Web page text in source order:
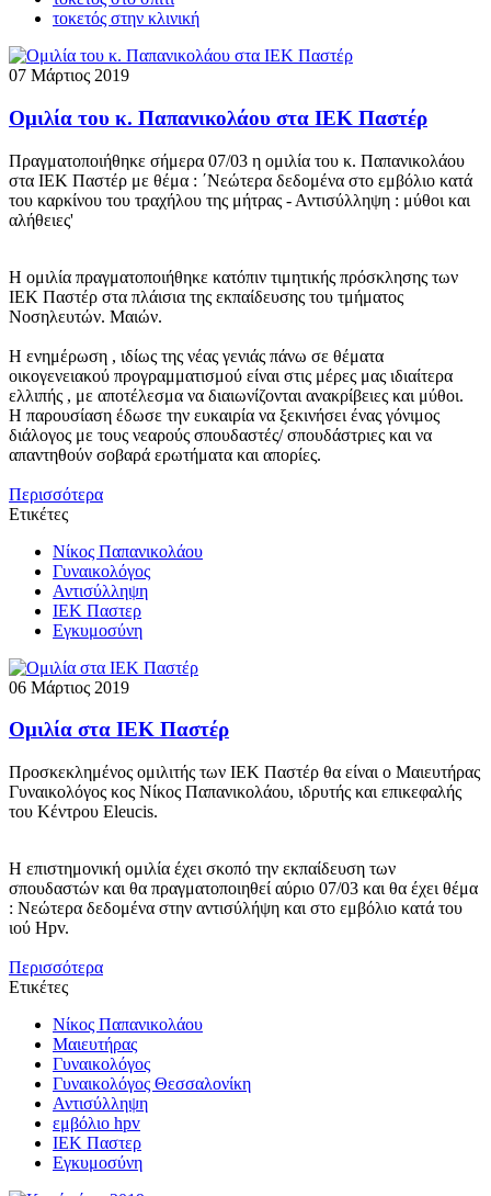
τοκετός στην κλινική
07 Μάρτιος 2019
Ομιλία του κ. Παπανικολάου στα ΙΕΚ Παστέρ
Πραγματοποιήθηκε σήμερα 07/03 η ομιλία του κ. Παπανικολάου
στα ΙΕΚ Παστέρ με θέμα : ΄Νεώτερα δεδομένα στο εμβόλιο κατά
του καρκίνου του τραχήλου της μήτρας - Αντισύλληψη : μύθοι και
αλήθειες'
Η ομιλία πραγματοποιήθηκε κατόπιν τιμητικής πρόσκλησης των
ΙΕΚ Παστέρ στα πλάισια της εκπαίδευσης του τμήματος
Νοσηλευτών. Μαιών.
Η ενημέρωση , ιδίως της νέας γενιάς πάνω σε θέματα
οικογενειακού προγραμματισμού είναι στις μέρες μας ιδιαίτερα
ελλιπής , με αποτέλεσμα να διαιωνίζονται ανακρίβειες και μύθοι.
Η παρουσίαση έδωσε την ευκαιρία να ξεκινήσει ένας γόνιμος
διάλογος με τους νεαρούς σπουδαστές/ σπουδάστριες και να
απαντηθούν σοβαρά ερωτήματα και απορίες.
Περισσότερα
Ετικέτες
Νίκος Παπανικολάου
Γυναικολόγος
Αντισύλληψη
ΙΕΚ Παστερ
Εγκυμοσύνη
06 Μάρτιος 2019
Ομιλία στα ΙΕΚ Παστέρ
Προσκεκλημένος ομιλιτής των ΙΕΚ Παστέρ θα είναι ο Μαιευτήρας
Γυναικολόγος κος Νίκος Παπανικολάου, ιδρυτής και επικεφαλής
του Κέντρου Eleucis.
Η επιστημονική ομιλία έχει σκοπό την εκπαίδευση των
σπουδαστών και θα πραγματοποιηθεί αύριο 07/03 και θα έχει θέμα
: Νεώτερα δεδομένα στην αντισύλήψη και στο εμβόλιο κατά του
ιού Hpv.
Περισσότερα
Ετικέτες
Νίκος Παπανικολάου
Μαιευτήρας
Γυναικολόγος
Γυναικολόγος Θεσσαλονίκη
Αντισύλληψη
εμβόλιο hpv
ΙΕΚ Παστερ
Εγκυμοσύνη